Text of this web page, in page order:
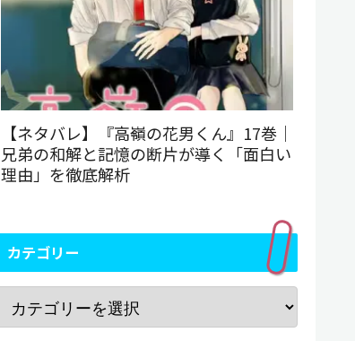
【ネタバレ】『高嶺の花男くん』17巻｜
兄弟の和解と記憶の断片が導く「面白い
理由」を徹底解析
カテゴリー